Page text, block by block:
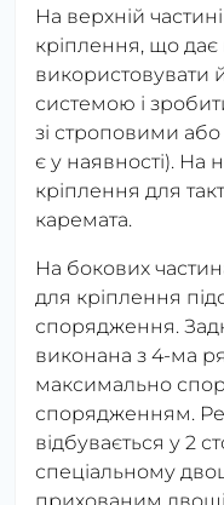
На верхній
кріплення, що дає
використовувати
системою і
зі строповими
є у наявності). На
кріплення для
каремата.
На бокових
для кріплення
спорядження.
виконана з 4-ма
максимально
спорядженням.
відбувається у 2
спеціальному